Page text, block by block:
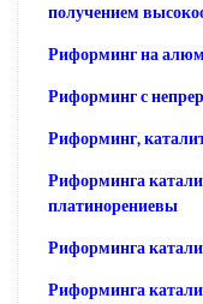
получением
Риформинг на
Риформинг с
Риформинг,
Риформинга
платинорениевы
Риформинга
Риформинга